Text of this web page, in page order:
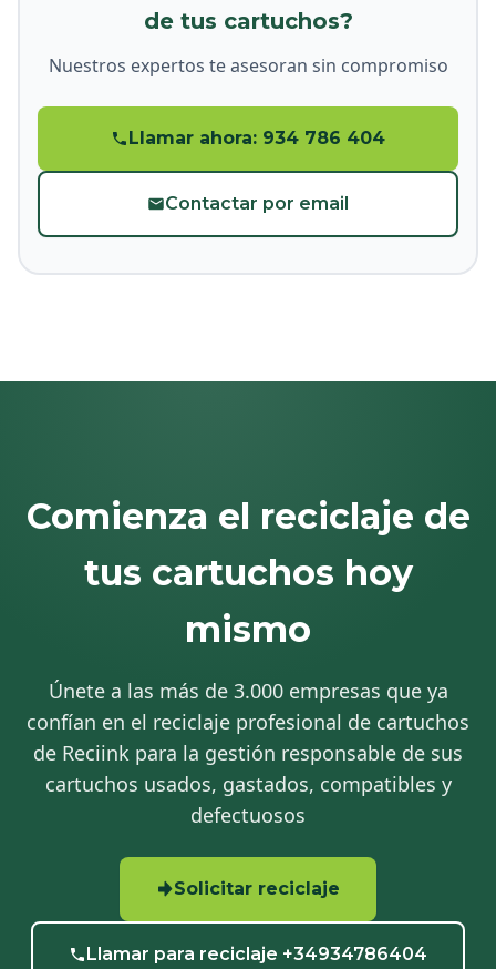
de tus cartuchos?
Nuestros expertos te asesoran sin compromiso
Llamar ahora: 934 786 404
Contactar por email
Comienza el reciclaje de
tus cartuchos hoy
mismo
Únete a las más de 3.000 empresas que ya
confían en el reciclaje profesional de cartuchos
de Reciink para la gestión responsable de sus
cartuchos usados, gastados, compatibles y
defectuosos
Solicitar reciclaje
Llamar para reciclaje +34934786404